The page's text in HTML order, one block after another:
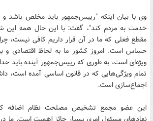
وی با بیان اینکه "رییس‌جمهور باید مخلص
خدمت به مردم کند"، گفت: با این حال همه این
مقطع فعلی که ما در آن قرار داریم کافی نیست،
حساس است. امروز کشور ما به لحاظ اقتصادی و
ویژه‌ای است، به طوری که رییس‌جمهور آینده باید
تمام ویژگی‌هایی که در قانون اساسی آمده است،
اجماع‌سازی است.
این عضو مجمع تشخیص مصلحت نظام اضافه